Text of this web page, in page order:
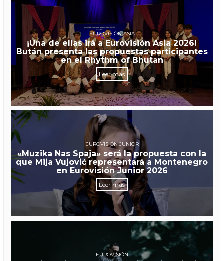
EUROVISIÓN ASIA
¡Una de ellas irá a Eurovisión Asia 2026!
Bután presenta las propuestas participantes
en el Rhythm of Bhutan
Leer más
EUROVISIÓN JUNIOR
«Muzika Nas Spaja» será la propuesta con la
que Mija Vujović representará a Montenegro
en Eurovisión Junior 2026
Leer más
EUROVISIÓN